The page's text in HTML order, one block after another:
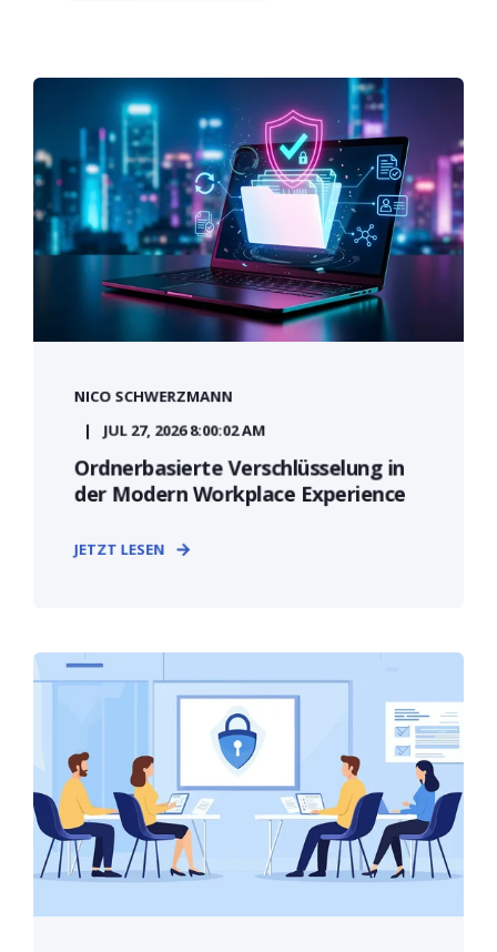
NICO SCHWERZMANN
JUL 27, 2026 8:00:02 AM
Ordnerbasierte Verschlüsselung in
der Modern Workplace Experience
JETZT LESEN